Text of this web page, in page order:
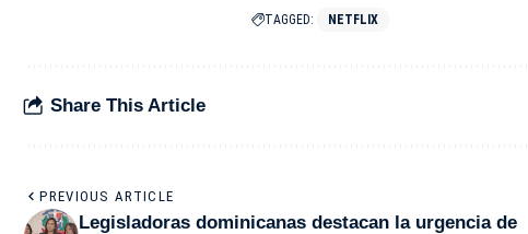
TAGGED: NETFLIX
Share This Article
PREVIOUS ARTICLE
Legisladoras dominicanas destacan la urgencia de